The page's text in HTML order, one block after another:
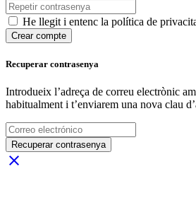
He llegit i entenc la política de
Crear compte
Recuperar contrasenya
Introdueix l’adreça de correu electrònic
habitualment i t’enviarem una nova clau
Recuperar contrasenya
close